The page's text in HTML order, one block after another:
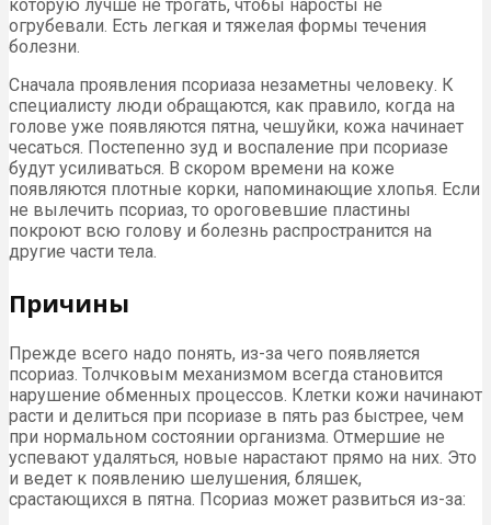
которую лучше не трогать, чтобы наросты не
огрубевали. Есть легкая и тяжелая формы течения
болезни.
Сначала проявления псориаза незаметны человеку. К
специалисту люди обращаются, как правило, когда на
голове уже появляются пятна, чешуйки, кожа начинает
чесаться. Постепенно зуд и воспаление при псориазе
будут усиливаться. В скором времени на коже
появляются плотные корки, напоминающие хлопья. Если
не вылечить псориаз, то ороговевшие пластины
покроют всю голову и болезнь распространится на
другие части тела.
Причины
Прежде всего надо понять, из-за чего появляется
псориаз. Толчковым механизмом всегда становится
нарушение обменных процессов. Клетки кожи начинают
расти и делиться при псориазе в пять раз быстрее, чем
при нормальном состоянии организма. Отмершие не
успевают удаляться, новые нарастают прямо на них. Это
и ведет к появлению шелушения, бляшек,
срастающихся в пятна. Псориаз может развиться из-за: